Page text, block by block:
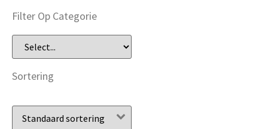
Filter Op Categorie
Sortering